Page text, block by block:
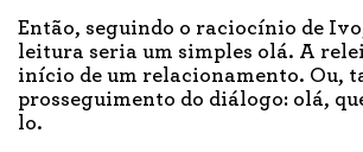
Então, seguindo o raciocínio de
leitura seria um simples olá. A
início de um relacionamento. Ou,
prosseguimento do diálogo: olá,
lo.